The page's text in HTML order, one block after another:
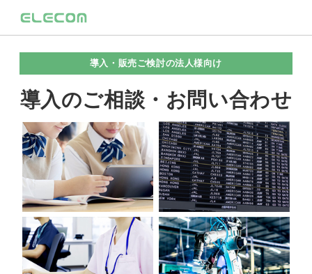
導入・販売ご検討の法人様向け
導入のご相談・お問い合わせ